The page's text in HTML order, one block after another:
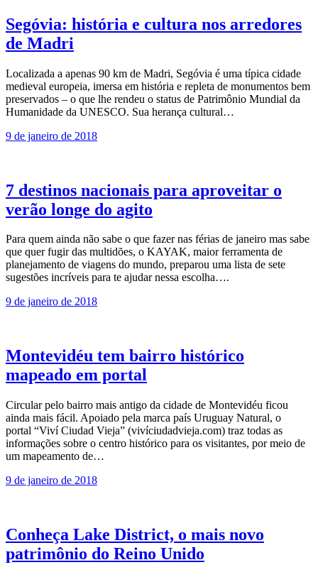
Segóvia: história e cultura nos arredores
de Madri
Localizada a apenas 90 km de Madri, Segóvia é uma típica cidade
medieval europeia, imersa em história e repleta de monumentos bem
preservados – o que lhe rendeu o status de Patrimônio Mundial da
Humanidade da UNESCO. Sua herança cultural…
9 de janeiro de 2018
7 destinos nacionais para aproveitar o
verão longe do agito
Para quem ainda não sabe o que fazer nas férias de janeiro mas sabe
que quer fugir das multidões, o KAYAK, maior ferramenta de
planejamento de viagens do mundo, preparou uma lista de sete
sugestões incríveis para te ajudar nessa escolha….
9 de janeiro de 2018
Montevidéu tem bairro histórico
mapeado em portal
Circular pelo bairro mais antigo da cidade de Montevidéu ficou
ainda mais fácil. Apoiado pela marca país Uruguay Natural, o
portal “Viví Ciudad Vieja” (vivíciudadvieja.com) traz todas as
informações sobre o centro histórico para os visitantes, por meio de
um mapeamento de…
9 de janeiro de 2018
Conheça Lake District, o mais novo
patrimônio do Reino Unido